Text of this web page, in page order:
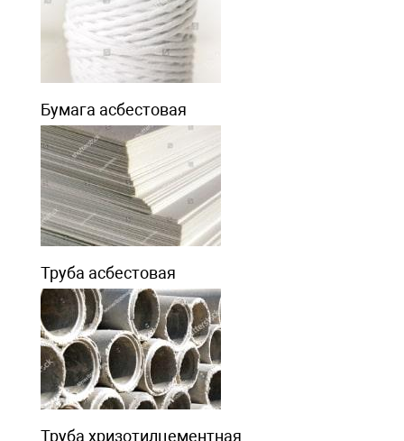
Бумага асбестовая
Труба асбестовая
Труба хризотилцементная